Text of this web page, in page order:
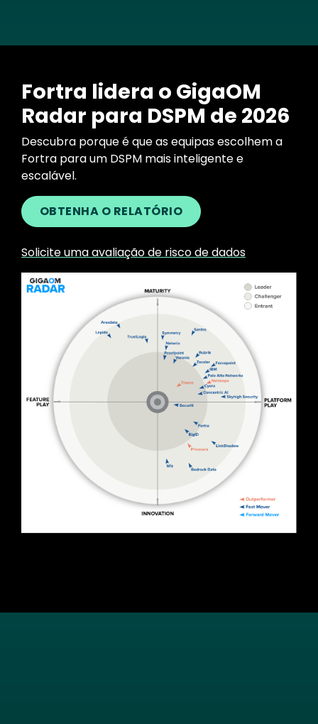
Fortra lidera o GigaOM
Radar para DSPM de 2026
Descubra porque é que as equipas escolhem a
Fortra para um DSPM mais inteligente e
escalável.
OBTENHA O RELATÓRIO
Solicite uma avaliação de risco de dados
Image